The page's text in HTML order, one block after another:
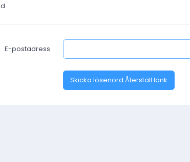
E-postadress
Skicka lösenord Återställ länk